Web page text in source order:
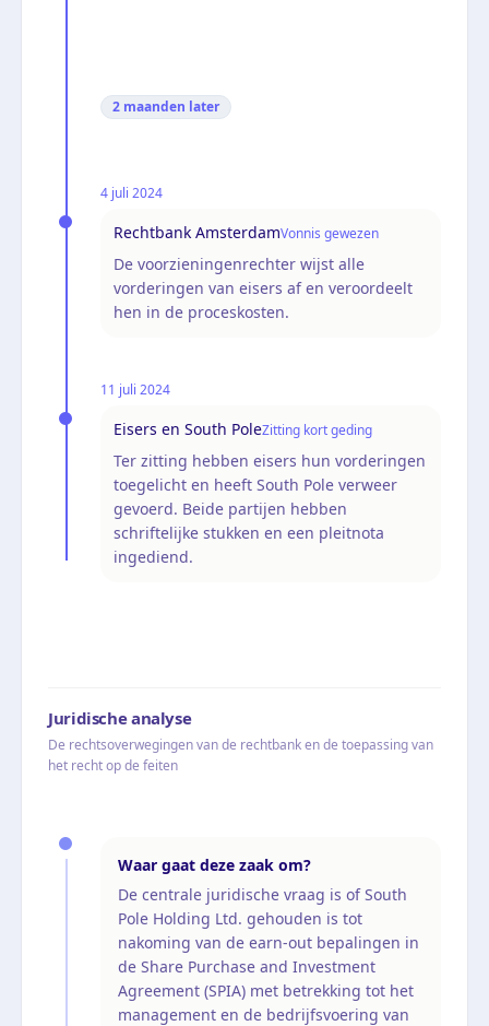
2 maanden later
4 juli 2024
Rechtbank AmsterdamVonnis gewezen
De voorzieningenrechter wijst alle
vorderingen van eisers af en veroordeelt
hen in de proceskosten.
11 juli 2024
Eisers en South PoleZitting kort geding
Ter zitting hebben eisers hun vorderingen
toegelicht en heeft South Pole verweer
gevoerd. Beide partijen hebben
schriftelijke stukken en een pleitnota
ingediend.
Juridische analyse
De rechtsoverwegingen van de rechtbank en de toepassing van
het recht op de feiten
Waar gaat deze zaak om?
De centrale juridische vraag is of South
Pole Holding Ltd. gehouden is tot
nakoming van de earn-out bepalingen in
de Share Purchase and Investment
Agreement (SPIA) met betrekking tot het
management en de bedrijfsvoering van